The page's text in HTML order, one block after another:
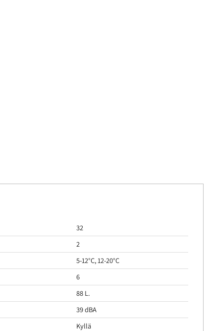
32
2
5-12°C, 12-20°C
6
88 L.
39 dBA
Kyllä